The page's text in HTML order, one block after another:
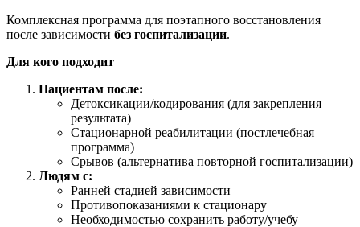
Комплексная программа для поэтапного восстановления
после зависимости без госпитализации.
Для кого подходит
Пациентам после:
Детоксикации/кодирования (для закрепления
результата)
Стационарной реабилитации (постлечебная
программа)
Срывов (альтернатива повторной госпитализации)
Людям с:
Ранней стадией зависимости
Противопоказаниями к стационару
Необходимостью сохранить работу/учебу